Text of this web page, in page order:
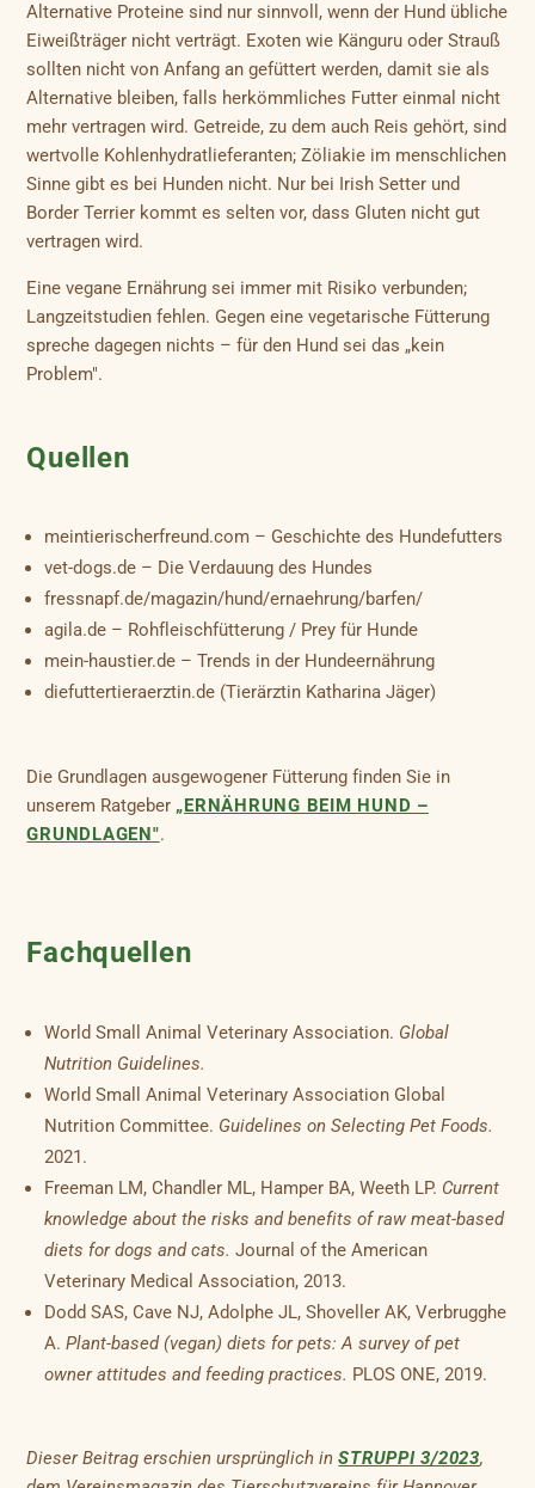
Alternative Proteine sind nur sinnvoll, wenn der Hund übliche
Eiweißträger nicht verträgt. Exoten wie Känguru oder Strauß
sollten nicht von Anfang an gefüttert werden, damit sie als
Alternative bleiben, falls herkömmliches Futter einmal nicht
mehr vertragen wird. Getreide, zu dem auch Reis gehört, sind
wertvolle Kohlenhydratlieferanten; Zöliakie im menschlichen
Sinne gibt es bei Hunden nicht. Nur bei Irish Setter und
Border Terrier kommt es selten vor, dass Gluten nicht gut
vertragen wird.
Eine vegane Ernährung sei immer mit Risiko verbunden;
Langzeitstudien fehlen. Gegen eine vegetarische Fütterung
spreche dagegen nichts – für den Hund sei das „kein
Problem".
Quellen
meintierischerfreund.com – Geschichte des Hundefutters
vet-dogs.de – Die Verdauung des Hundes
fressnapf.de/magazin/hund/ernaehrung/barfen/
agila.de – Rohfleischfütterung / Prey für Hunde
mein-haustier.de – Trends in der Hundeernährung
diefuttertieraerztin.de (Tierärztin Katharina Jäger)
Die Grundlagen ausgewogener Fütterung finden Sie in
unserem Ratgeber „ERNÄHRUNG BEIM HUND –
GRUNDLAGEN".
Fachquellen
World Small Animal Veterinary Association. Global
Nutrition Guidelines.
World Small Animal Veterinary Association Global
Nutrition Committee. Guidelines on Selecting Pet Foods.
2021.
Freeman LM, Chandler ML, Hamper BA, Weeth LP. Current
knowledge about the risks and benefits of raw meat-based
diets for dogs and cats. Journal of the American
Veterinary Medical Association, 2013.
Dodd SAS, Cave NJ, Adolphe JL, Shoveller AK, Verbrugghe
A.Plant-based (vegan) diets for pets: A survey of pet
owner attitudes and feeding practices. PLOS ONE, 2019.
Dieser Beitrag erschien ursprünglich inSTRUPPI 3/2023,